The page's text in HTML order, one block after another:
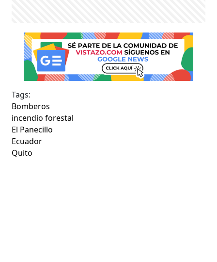
Tags:
Bomberos
incendio forestal
El Panecillo
Ecuador
Quito